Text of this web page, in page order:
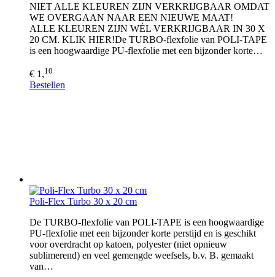
NIET ALLE KLEUREN ZIJN VERKRIJGBAAR OMDAT
WE OVERGAAN NAAR EEN NIEUWE MAAT!
ALLE KLEUREN ZIJN WÉL VERKRIJGBAAR IN 30 X
20 CM. KLIK HIER!De TURBO-flexfolie van POLI-TAPE
is een hoogwaardige PU-flexfolie met een bijzonder korte…
€ 1,10
Bestellen
Poli-Flex Turbo 30 x 20 cm
De TURBO-flexfolie van POLI-TAPE is een hoogwaardige
PU-flexfolie met een bijzonder korte perstijd en is geschikt
voor overdracht op katoen, polyester (niet opnieuw
sublimerend) en veel gemengde weefsels, b.v. B. gemaakt
van…